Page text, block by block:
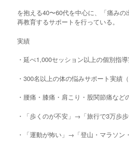
を抱える40〜60代を中心に、「痛みの
再教育するサポートを行っている。
実績
・延べ1,000セッション以上の個別指
・300名以上の体の悩みサポート実績
・腰痛・膝痛・肩こり・股関節痛など
・「歩くのが不安」→「旅行で3万歩歩
・「運動が怖い」→「登山・マラソン